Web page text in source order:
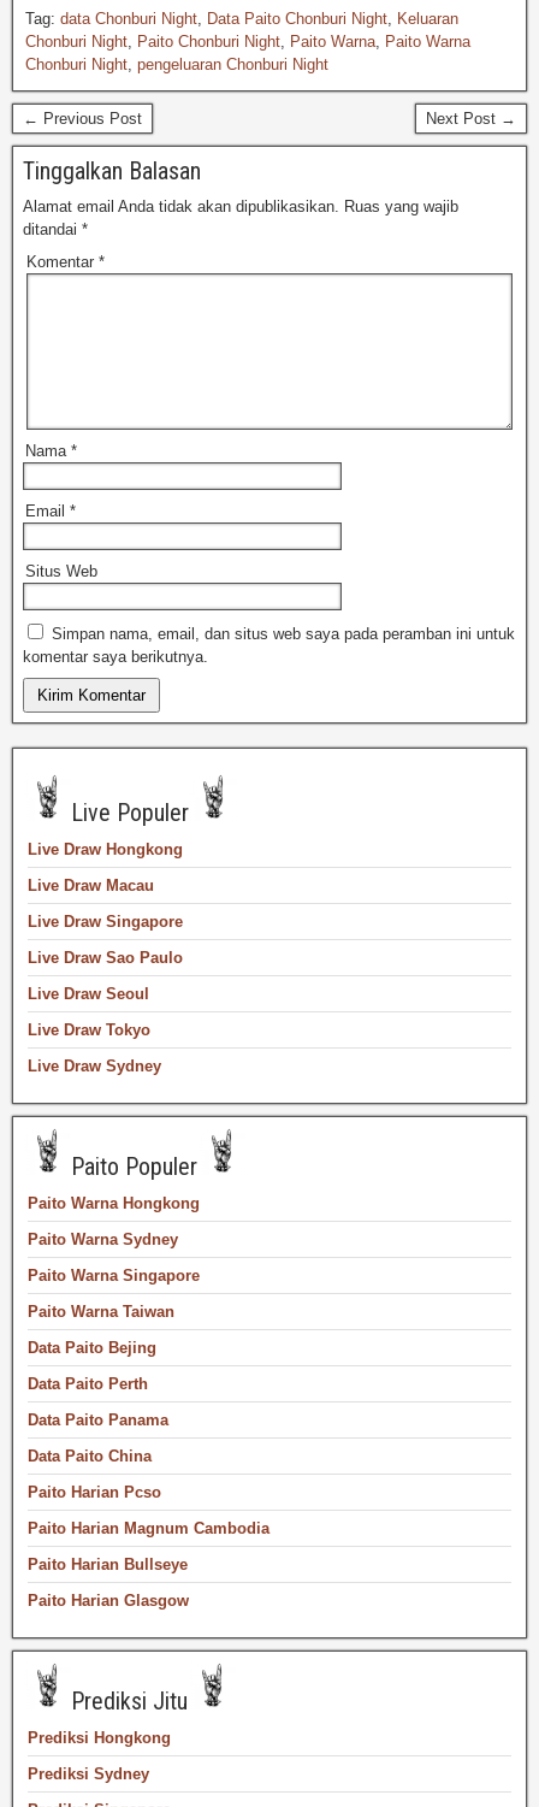
Tag: data Chonburi Night, Data Paito Chonburi Night, Keluaran
Chonburi Night, Paito Chonburi Night, Paito Warna, Paito Warna
Chonburi Night, pengeluaran Chonburi Night
← Previous Post Next Post →
Tinggalkan Balasan
Alamat email Anda tidak akan dipublikasikan. Ruas yang wajib
ditandai *
Komentar *
Nama *
Email *
Situs Web
Simpan nama, email, dan situs web saya pada peramban ini untuk
komentar saya berikutnya.
Live Populer
Live Draw Hongkong
Live Draw Macau
Live Draw Singapore
Live Draw Sao Paulo
Live Draw Seoul
Live Draw Tokyo
Live Draw Sydney
Paito Populer
Paito Warna Hongkong
Paito Warna Sydney
Paito Warna Singapore
Paito Warna Taiwan
Data Paito Bejing
Data Paito Perth
Data Paito Panama
Data Paito China
Paito Harian Pcso
Paito Harian Magnum Cambodia
Paito Harian Bullseye
Paito Harian Glasgow
Prediksi Jitu
Prediksi Hongkong
Prediksi Sydney